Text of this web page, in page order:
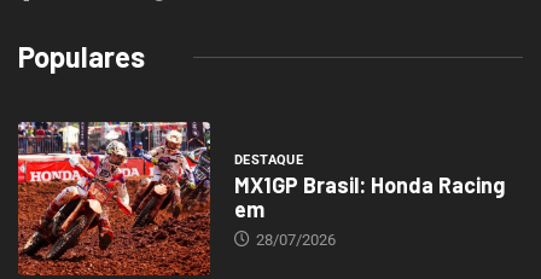
Populares
DESTAQUE
MX1GP Brasil: Honda Racing
em
28/07/2026